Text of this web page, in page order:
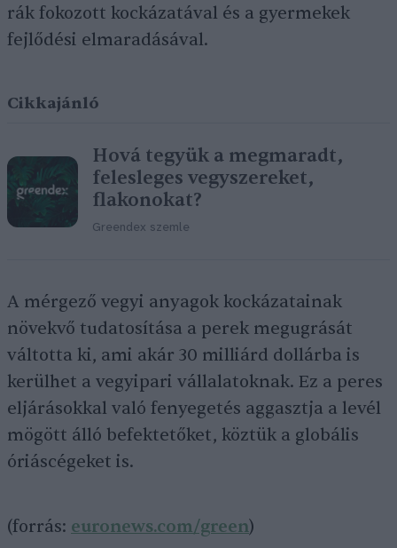
rák fokozott kockázatával és a gyermekek
fejlődési elmaradásával.
Cikkajánló
Hová tegyük a megmaradt,
felesleges vegyszereket,
flakonokat?
Greendex szemle
A mérgező vegyi anyagok kockázatainak
növekvő tudatosítása a perek megugrását
váltotta ki, ami akár 30 milliárd dollárba is
kerülhet a vegyipari vállalatoknak. Ez a peres
eljárásokkal való fenyegetés aggasztja a levél
mögött álló befektetőket, köztük a globális
óriáscégeket is.
(forrás: euronews.com/green)